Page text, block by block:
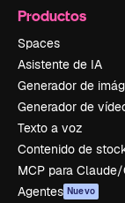
Productos
Spaces
Asistente de IA
Generador de
Generador de
Texto a voz
Contenido de
MCP para Claude/
Agentes Nuevo